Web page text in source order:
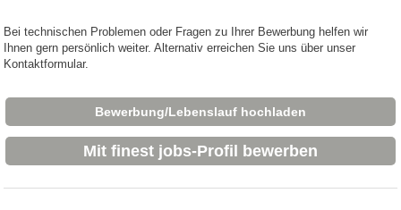
Bei technischen Problemen oder Fragen zu Ihrer Bewerbung helfen wir
Ihnen gern persönlich weiter. Alternativ erreichen Sie uns über unser
Kontaktformular.
Bewerbung/Lebenslauf hochladen
Mit finest jobs-Profil bewerben